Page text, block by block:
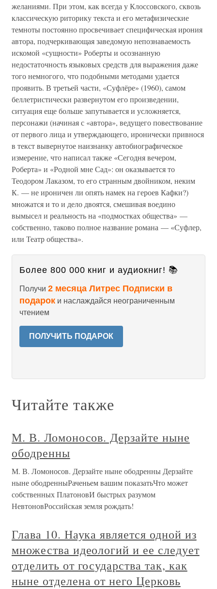
желаниями. При этом, как всегда у Клоссовского, сквозь
классическую риторику текста и его метафизические
темноты постоянно просвечивает специфическая ирония
автора, подчеркивающая заведомую непознаваемость
искомой «сущности» Роберты и осознанную
недостаточность языковых средств для выражения даже
того немногого, что подобными методами удается
проявить. В третьей части, «Суфлёре» (1960), самом
беллетристически развернутом его произведении,
ситуация еще больше запутывается и усложняется,
персонажи (начиная с «автора», ведущего повествование
от первого лица и утверждающего, иронически привнося
в текст вывернутое наизнанку автобиографическое
измерение, что написал также «Сегодня вечером,
Роберта» и «Родной мне Сад»: он оказывается то
Теодором Лаказом, то его странным двойником, неким
К. — не ироничен ли опять намек на героев Кафки?)
множатся и то и дело двоятся, смешивая воедино
вымысел и реальность на «подмостках общества» —
собственно, таково полное название романа — «Суфлер,
или Театр общества».
Более 800 000 книг и аудиокниг! 📚
Получи 2 месяца Литрес Подписки в
подарок и наслаждайся неограниченным
чтением
ПОЛУЧИТЬ ПОДАРОК
Читайте также
М. В. Ломоносов. Дерзайте ныне
ободренны
М. В. Ломоносов. Дерзайте ныне ободренны Дерзайте
ныне ободренныРаченьем вашим показатьЧто может
собственных ПлатоновИ быстрых разумом
НевтоновРоссийская земля рождать!
Глава 10. Наука является одной из
множества идеологий и ее следует
отделить от государства так, как
ныне отделена от него Церковь